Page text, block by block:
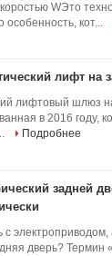
WЭто
особенность, кот...
лифт на
лифтовый шлюз
в 2016 году,
Подробнее
задней
дверь?